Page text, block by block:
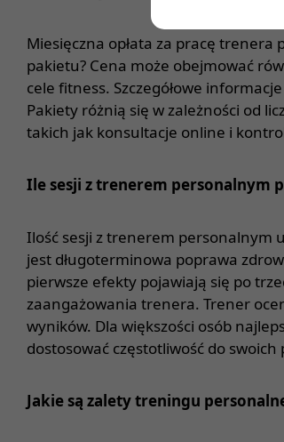
Miesięczna opłata za pracę trenera
pakietu? Cena może obejmować
cele fitness. Szczegółowe
Pakiety różnią się w zależności od
takich jak konsultacje online i
Ile sesji z trenerem personalnym
Ilość sesji z trenerem personalnym
jest długoterminowa poprawa
pierwsze efekty pojawiają się po
zaangażowania trenera. Trener
wyników. Dla większości osób
dostosować częstotliwość do swoich
Jakie są zalety treningu